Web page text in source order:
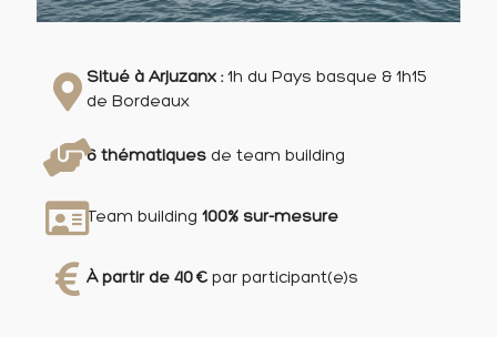
Situé à Arjuzanx :1h du Pays basque & 1h15
de Bordeaux
6 thématiques de team building
Team building 100% sur-mesure
À partir de 40 € par participant(e)s